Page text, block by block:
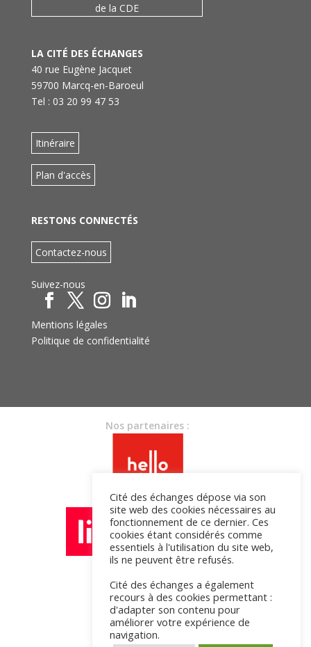
de la CDE
LA CITÉ DES ÉCHANGES
40 rue Eugène Jacquet
59700 Marcq-en-Baroeul
Tel : 03 20 99 47 53
Itinéraire
Plan d'accès
RESTONS CONNECTÉS
Contactez-nous
Suivez-nous
Mentions légales
Politique de confidentialité
Nos partenaires :
Cité des échanges dépose via son
site web des cookies nécessaires au
fonctionnement de ce dernier. Ces
cookies étant considérés comme
essentiels à l'utilisation du site web,
ils ne peuvent être refusés.
Cité des échanges a également
recours à des cookies permettant :
d'adapter son contenu pour
améliorer votre expérience de
navigation.